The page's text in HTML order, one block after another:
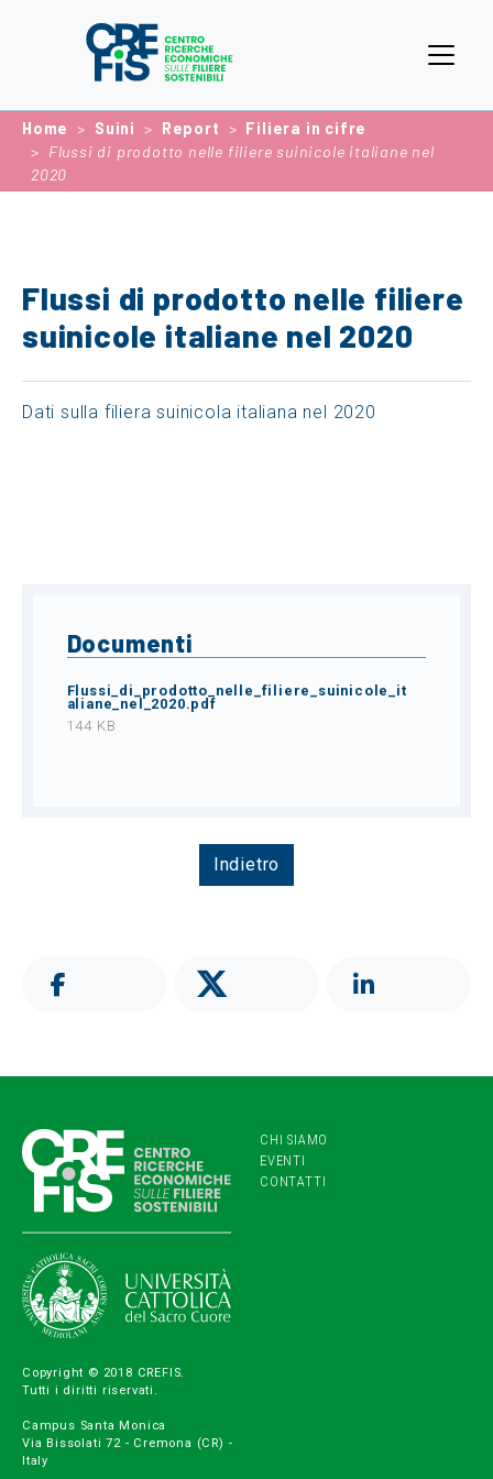
Home Suini Report
Filiera in cifre
Flussi di prodotto nelle filiere suinicole italiane nel
2020
Flussi di prodotto nelle filiere
suinicole italiane nel 2020
Dati sulla filiera suinicola italiana nel 2020
Documenti
Flussi_di_prodotto_nelle_filiere_suinicole_it
aliane_nel_2020.pdf
144 KB
Indietro
Copyright © 2018 CREFIS.
Tutti i diritti riservati.
Campus Santa Monica
Via Bissolati 72 - Cremona (CR) -
Italy
CHI SIAMO
EVENTI
CONTATTI